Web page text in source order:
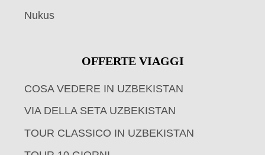
Nukus
OFFERTE VIAGGI
COSA VEDERE IN UZBEKISTAN
VIA DELLA SETA UZBEKISTAN
TOUR CLASSICO IN UZBEKISTAN